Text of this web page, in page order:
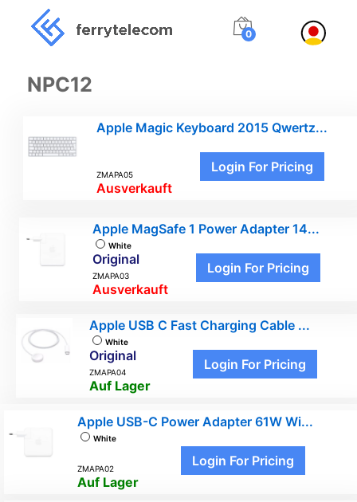
0
NPC12
Apple Magic Keyboard 2015 Qwertz...
ZMAPA05
Ausverkauft
Login For Pricing
Apple MagSafe 1 Power Adapter 14...
White
Original
ZMAPA03
Ausverkauft
Login For Pricing
Apple USB C Fast Charging Cable ...
White
Original
ZMAPA04
Auf Lager
Login For Pricing
Apple USB-C Power Adapter 61W Wi...
White
ZMAPA02
Auf Lager
Login For Pricing